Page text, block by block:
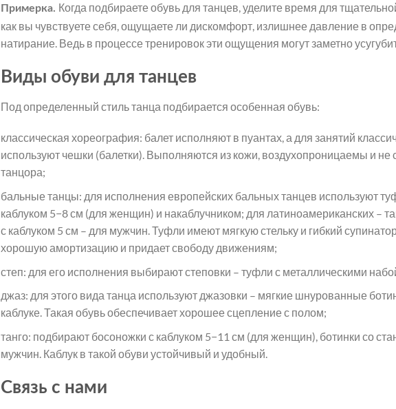
Примерка. Когда подбираете обувь для танцев, уделите время для
как вы чувствуете себя, ощущаете ли дискомфорт, излишнее давление в
натирание. Ведь в процессе тренировок эти ощущения могут заметно
Виды обуви для танцев
Под определенный стиль танца подбирается особенная обувь:
классическая хореография: балет исполняют в пуантах, а для занятий
используют чешки (балетки). Выполняются из кожи, воздухопроницаемы и
танцора;
бальные танцы: для исполнения европейских бальных танцев используют
каблуком 5−8 см (для женщин) и накаблучником; для латиноамериканских –
с каблуком 5 см – для мужчин. Туфли имеют мягкую стельку и гибкий
хорошую амортизацию и придает свободу движениям;
степ: для его исполнения выбирают степовки – туфли с металлическими
джаз: для этого вида танца используют джазовки – мягкие шнурованные
каблуке. Такая обувь обеспечивает хорошее сцепление с полом;
танго: подбирают босоножки с каблуком 5−11 см (для женщин), ботинки со
мужчин. Каблук в такой обуви устойчивый и удобный.
Связь с нами